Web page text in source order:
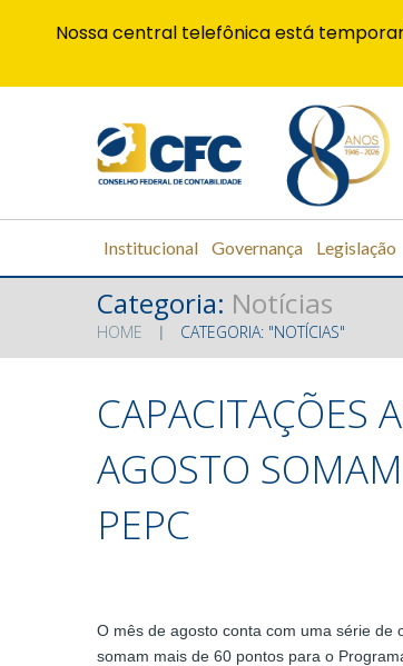
Institucional Governança Legislação
Categoria: Notícias
HOME CATEGORIA: "NOTÍCIAS"
CAPACITAÇÕES
AGOSTO
PEPC
O mês de agosto conta com uma série de
somam mais de 60 pontos para o
Nossa central telefônica está